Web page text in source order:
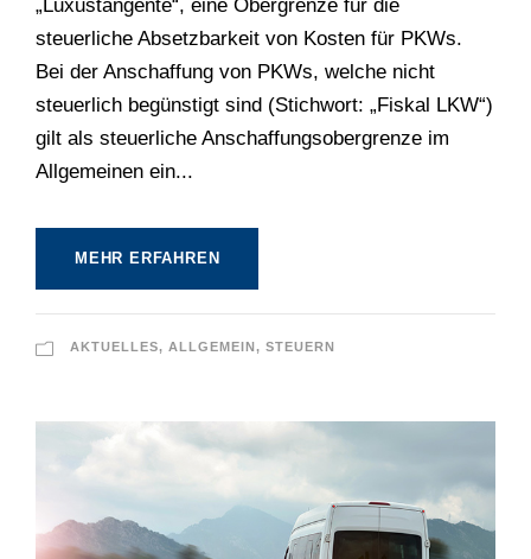
„Luxustangente“, eine Obergrenze für die
steuerliche Absetzbarkeit von Kosten für PKWs.
Bei der Anschaffung von PKWs, welche nicht
steuerlich begünstigt sind (Stichwort: „Fiskal LKW“)
gilt als steuerliche Anschaffungsobergrenze im
Allgemeinen ein...
MEHR ERFAHREN
AKTUELLES, ALLGEMEIN , STEUERN